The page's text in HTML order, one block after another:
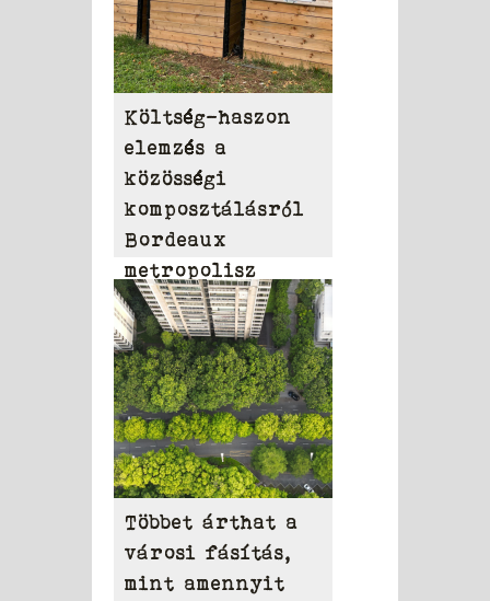
Költség-haszon
elemzés a
közösségi
komposztálásról
Bordeaux
metropolisz
területén
Többet árthat a
városi fásítás,
mint amennyit